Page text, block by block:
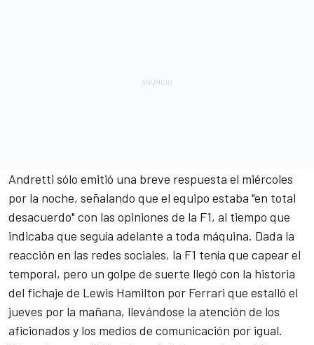
Andretti sólo emitió una breve respuesta el miércoles
por la noche, señalando que el equipo estaba "en total
desacuerdo" con las opiniones de la F1, al tiempo que
indicaba que seguía adelante a toda máquina. Dada la
reacción en las redes sociales, la F1 tenía que capear el
temporal, pero un golpe de suerte llegó con la historia
del fichaje de Lewis Hamilton por Ferrari que estalló el
jueves por la mañana, llevándose la atención de los
aficionados y los medios de comunicación por igual.